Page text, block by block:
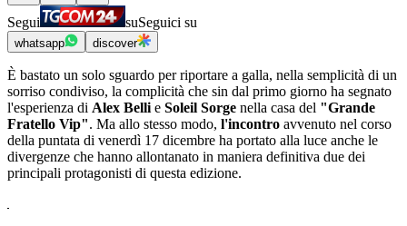
Segui suSeguici su
whatsapp discover
È bastato un solo sguardo per riportare a galla, nella semplicità di un
sorriso condiviso, la complicità che sin dal primo giorno ha segnato
l'esperienza di Alex Belli e Soleil Sorge nella casa del "Grande
Fratello Vip". Ma allo stesso modo, l'incontro avvenuto nel corso
della puntata di venerdì 17 dicembre ha portato alla luce anche le
divergenze che hanno allontanato in maniera definitiva due dei
principali protagonisti di questa edizione.